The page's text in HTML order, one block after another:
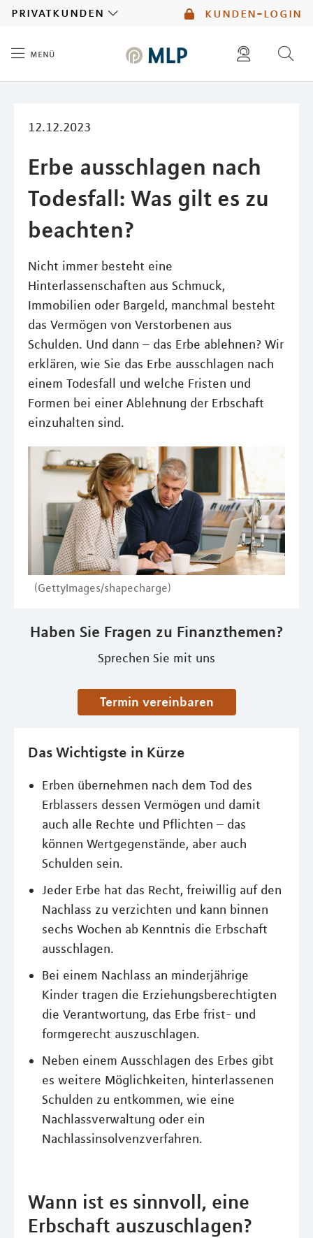
kunden-login
privatkunden
menü
12.12.2023
Erbe ausschlagen nach
Todesfall: Was gilt es zu
beachten?
Nicht immer besteht eine
Hinterlassenschaften aus Schmuck,
Immobilien oder Bargeld, manchmal besteht
das Vermögen von Verstorbenen aus
Schulden. Und dann – das Erbe ablehnen? Wir
erklären, wie Sie das Erbe ausschlagen nach
einem Todesfall und welche Fristen und
Formen bei einer Ablehnung der Erbschaft
einzuhalten sind.
(GettyImages/shapecharge)
Haben Sie Fragen zu Finanzthemen?
Sprechen Sie mit uns
Termin vereinbaren
Das Wichtigste in Kürze
Erben übernehmen nach dem Tod des
Erblassers dessen Vermögen und damit
auch alle Rechte und Pflichten – das
können Wertgegenstände, aber auch
Schulden sein.
Jeder Erbe hat das Recht, freiwillig auf den
Nachlass zu verzichten und kann binnen
sechs Wochen ab Kenntnis die Erbschaft
ausschlagen.
Bei einem Nachlass an minderjährige
Kinder tragen die Erziehungsberechtigten
die Verantwortung, das Erbe frist- und
formgerecht auszuschlagen.
Neben einem Ausschlagen des Erbes gibt
es weitere Möglichkeiten, hinterlassenen
Schulden zu entkommen, wie eine
Nachlassverwaltung oder ein
Nachlassinsolvenzverfahren.
Wann ist es sinnvoll, eine
Erbschaft auszuschlagen?